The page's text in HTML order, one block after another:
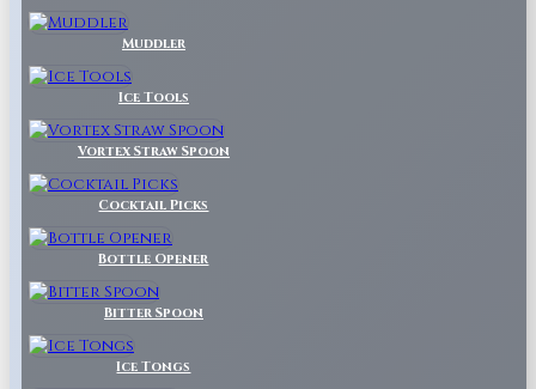
Muddler
Ice Tools
Vortex Straw Spoon
Cocktail Picks
Bottle Opener
Bitter Spoon
Ice Tongs